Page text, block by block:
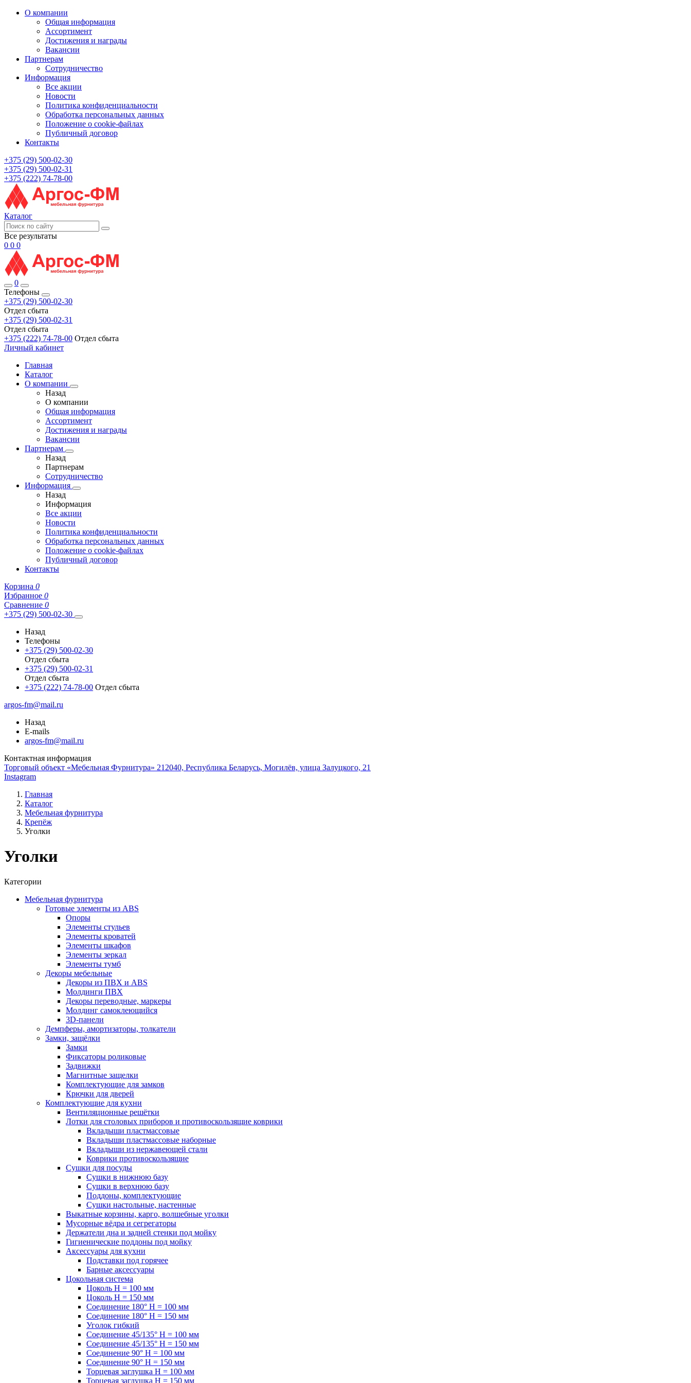
О компании
Общая информация
Ассортимент
Достижения и награды
Вакансии
Партнерам
Сотрудничество
Информация
Все акции
Новости
Политика конфиденциальности
Обработка персональных данных
Положение о cookie-файлах
Публичный договор
Контакты
+375 (29) 500-02-30
+375 (29) 500-02-31
+375 (222) 74-78-00
Каталог
Все результаты
0 0 0
0
Телефоны
+375 (29) 500-02-30
Отдел сбыта
+375 (29) 500-02-31
Отдел сбыта
+375 (222) 74-78-00 Отдел сбыта
Личный кабинет
Главная
Каталог
О компании
Назад
О компании
Общая информация
Ассортимент
Достижения и награды
Вакансии
Партнерам
Назад
Партнерам
Сотрудничество
Информация
Назад
Информация
Все акции
Новости
Политика конфиденциальности
Обработка персональных данных
Положение о cookie-файлах
Публичный договор
Контакты
Корзина 0
Избранное 0
Сравнение 0
+375 (29) 500-02-30
Назад
Телефоны
+375 (29) 500-02-30
Отдел сбыта
+375 (29) 500-02-31
Отдел сбыта
+375 (222) 74-78-00 Отдел сбыта
argos-fm@mail.ru
Назад
E-mails
argos-fm@mail.ru
Контактная информация
Торговый объект «Мебельная Фурнитура» 212040, Республика Беларусь, Могилёв, улица Залуцкого, 21
Instagram
Главная
Каталог
Мебельная фурнитура
Крепёж
Уголки
Уголки
Категории
Мебельная фурнитура
Готовые элементы из ABS
Опоры
Элементы стульев
Элементы кроватей
Элементы шкафов
Элементы зеркал
Элементы тумб
Декоры мебельные
Декоры из ПВХ и ABS
Молдинги ПВХ
Декоры переводные, маркеры
Молдинг самоклеющийся
3D-панели
Демпферы, амортизаторы, толкатели
Замки, защёлки
Замки
Фиксаторы роликовые
Задвижки
Магнитные защелки
Комплектующие для замков
Крючки для дверей
Комплектующие для кухни
Вентиляционные решётки
Лотки для столовых приборов и противоскользящие коврики
Вкладыши пластмассовые
Вкладыши пластмассовые наборные
Вкладыши из нержавеющей стали
Коврики противоскользящие
Сушки для посуды
Сушки в нижнюю базу
Сушки в верхнюю базу
Поддоны, комплектующие
Сушки настольные, настенные
Выкатные корзины, карго, волшебные уголки
Мусорные вёдра и сегрегаторы
Держатели дна и задней стенки под мойку
Гигиенические поддоны под мойку
Аксессуары для кухни
Подставки под горячее
Барные аксессуары
Цокольная система
Цоколь H = 100 мм
Цоколь H = 150 мм
Соединение 180° H = 100 мм
Соединение 180° H = 150 мм
Уголок гибкий
Соединение 45/135° H = 100 мм
Соединение 45/135° H = 150 мм
Соединение 90° H = 100 мм
Соединение 90° H = 150 мм
Торцевая заглушка H = 100 мм
Торцевая заглушка H = 150 мм